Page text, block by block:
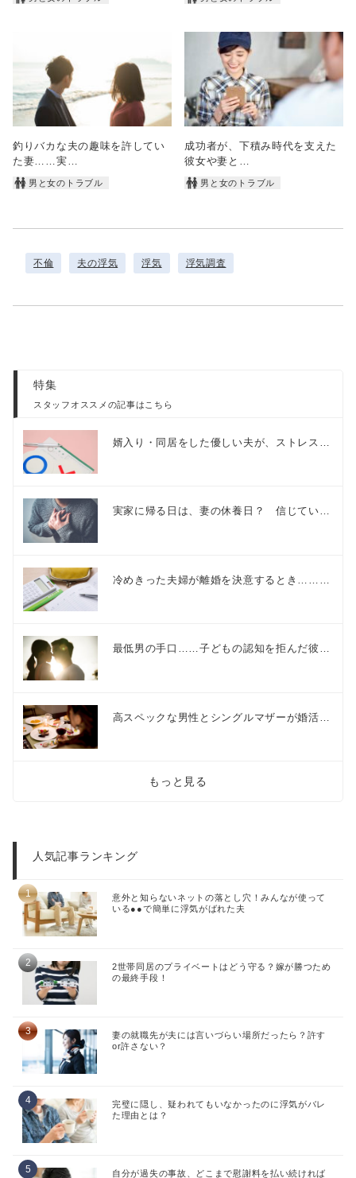
釣りバカな夫の趣味を許してい
た妻……実…
男と女のトラブル
成功者が、下積み時代を支えた
彼女や妻と…
男と女のトラブル
不倫 夫の浮気 浮気 浮気調査
特集
スタッフオススメの記事はこちら
婿入り・同居をした優しい夫が、ストレス…
実家に帰る日は、妻の休養日？ 信じてい…
冷めきった夫婦が離婚を決意するとき………
最低男の手口……子どもの認知を拒んだ彼…
高スペックな男性とシングルマザーが婚活…
もっと見る
人気記事ランキング
意外と知らないネットの落とし穴！みんなが使って
いる●●で簡単に浮気がばれた夫
2世帯同居のプライベートはどう守る？嫁が勝つため
の最終手段！
妻の就職先が夫には言いづらい場所だったら？許す
or許さない？
完璧に隠し、疑われてもいなかったのに浮気がバレ
た理由とは？
自分が過失の事故、どこまで慰謝料を払い続ければ